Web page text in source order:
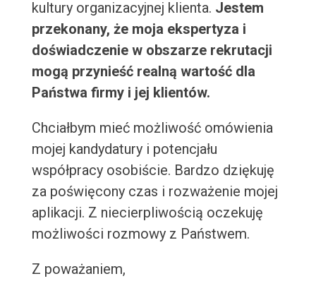
kultury organizacyjnej klienta. Jestem
przekonany, że moja ekspertyza i
doświadczenie w obszarze rekrutacji
mogą przynieść realną wartość dla
Państwa firmy i jej klientów.
Chciałbym mieć możliwość omówienia
mojej kandydatury i potencjału
współpracy osobiście. Bardzo dziękuję
za poświęcony czas i rozważenie mojej
aplikacji. Z niecierpliwością oczekuję
możliwości rozmowy z Państwem.
Z poważaniem,